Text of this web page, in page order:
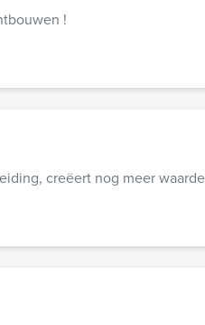
!
creëert nog meer